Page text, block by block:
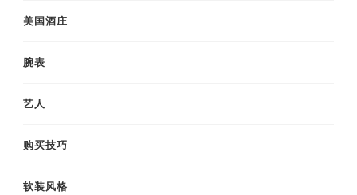
美国酒庄
腕表
艺人
购买技巧
软装风格